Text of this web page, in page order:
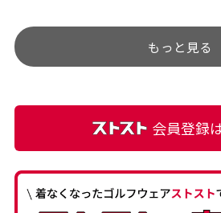
す。
うぐ
麗な
もっと見る
会員登録